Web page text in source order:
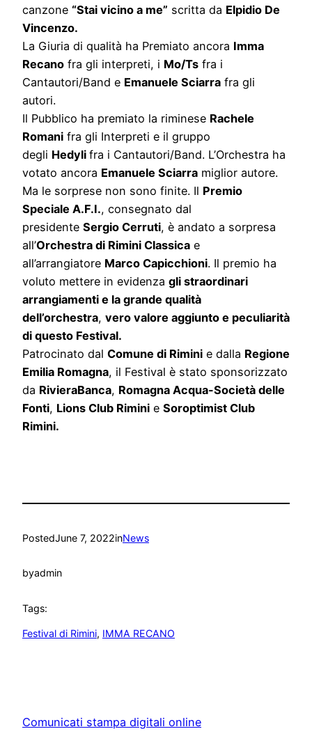
canzone “Stai vicino a me” scritta da Elpidio De
Vincenzo.
La Giuria di qualità ha Premiato ancora Imma
Recano fra gli interpreti, i Mo/Ts fra i
Cantautori/Band e Emanuele Sciarra fra gli
autori.
Il Pubblico ha premiato la riminese Rachele
Romani fra gli Interpreti e il gruppo
degli Hedyli fra i Cantautori/Band. L’Orchestra ha
votato ancora Emanuele Sciarra miglior autore.
Ma le sorprese non sono finite. Il Premio
Speciale A.F.I., consegnato dal
presidente Sergio Cerruti, è andato a sorpresa
all’Orchestra di Rimini Classica e
all’arrangiatore Marco Capicchioni. Il premio ha
voluto mettere in evidenza gli straordinari
arrangiamenti e la grande qualità
dell’orchestra, vero valore aggiunto e peculiarità
di questo Festival.
Patrocinato dal Comune di Rimini e dalla Regione
Emilia Romagna, il Festival è stato sponsorizzato
da RivieraBanca, Romagna Acqua-Società delle
Fonti, Lions Club Rimini e Soroptimist Club
Rimini.
PostedJune 7, 2022inNews
byadmin
Tags:
Festival di Rimini, IMMA RECANO
Comunicati stampa digitali online